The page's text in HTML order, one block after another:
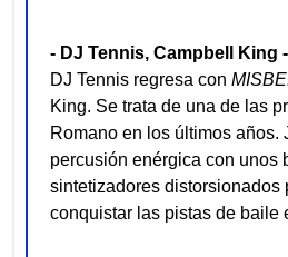
- DJ Tennis, Campbell King
DJ Tennis regresa con
King. Se trata de una de las
Romano en los últimos
percusión enérgica con unos
sintetizadores distorsionados
conquistar las pistas de baile